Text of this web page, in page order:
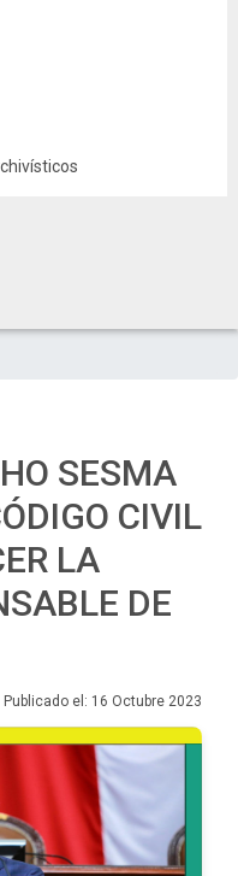
SESMA
CIVIL
LA
DE
Publicado el: 16 Octubre 2023